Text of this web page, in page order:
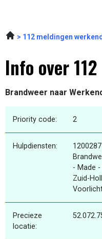
112 meldingen
Info over
Brandweer naar
Priority code: 2
Hulpdiensten:
- Made
Zuid-
Precieze
locatie: